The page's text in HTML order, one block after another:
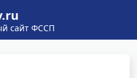
сайт ФССП